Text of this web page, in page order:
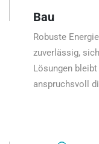
Bau
Robuste
zuverlässig,
Lösungen
anspruchsvoll